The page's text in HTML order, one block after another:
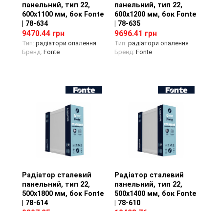
панельний, тип 22,
600х1100 мм, бок Fonte
| 78-634
9470.44 грн
Тип: радіатори опалення
Бренд: Fonte
панельний, тип 22,
600х1200 мм, бок Fonte
| 78-635
9696.41 грн
Тип: радіатори опалення
Бренд: Fonte
Перегляд товару
Радіатор сталевий
панельний, тип 22,
500х1800 мм, бок Fonte
| 78-614
Перегляд товару
Радіатор сталевий
панельний, тип 22,
500х1400 мм, бок Fonte
| 78-610